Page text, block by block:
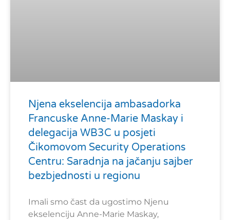
Njena ekselencija ambasadorka
Francuske Anne-Marie Maskay i
delegacija WB3C u posjeti
Čikomovom Security Operations
Centru: Saradnja na jačanju sajber
bezbjednosti u regionu
Imali smo čast da ugostimo Njenu
ekselenciju Anne-Marie Maskay,